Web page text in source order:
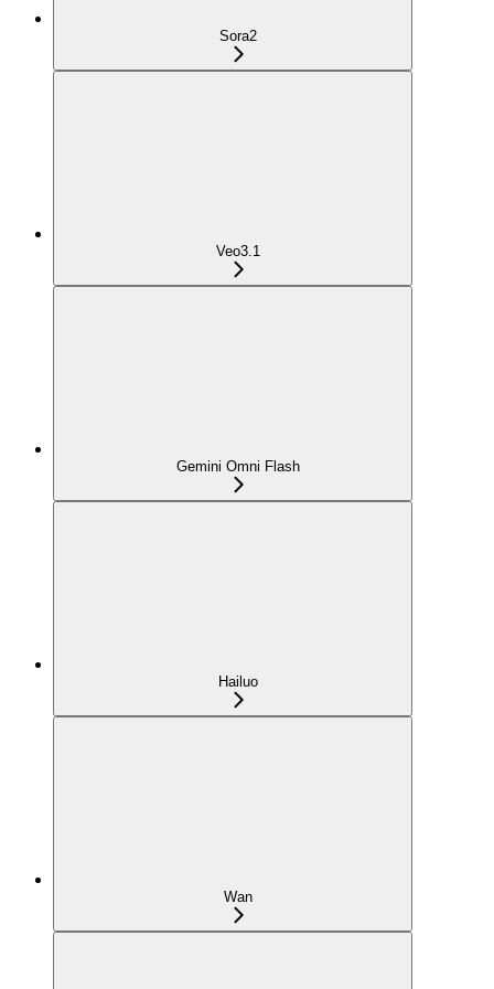
Sora2
Veo3.1
Gemini Omni Flash
Hailuo
Wan